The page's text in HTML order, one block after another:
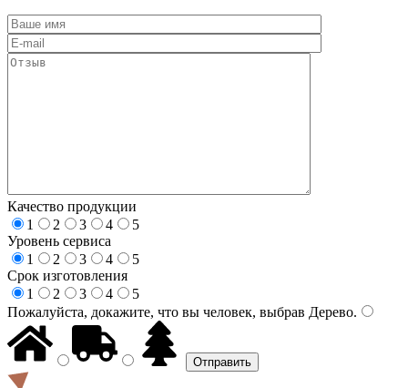
Качество продукции
1
2 3 4
5
Уровень сервиса
1
2 3 4
5
Срок изготовления
1
2 3 4
5
Пожалуйста, докажите, что вы человек, выбрав Дерево.